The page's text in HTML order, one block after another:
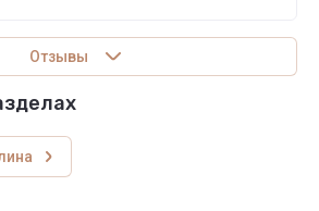
Отзывы